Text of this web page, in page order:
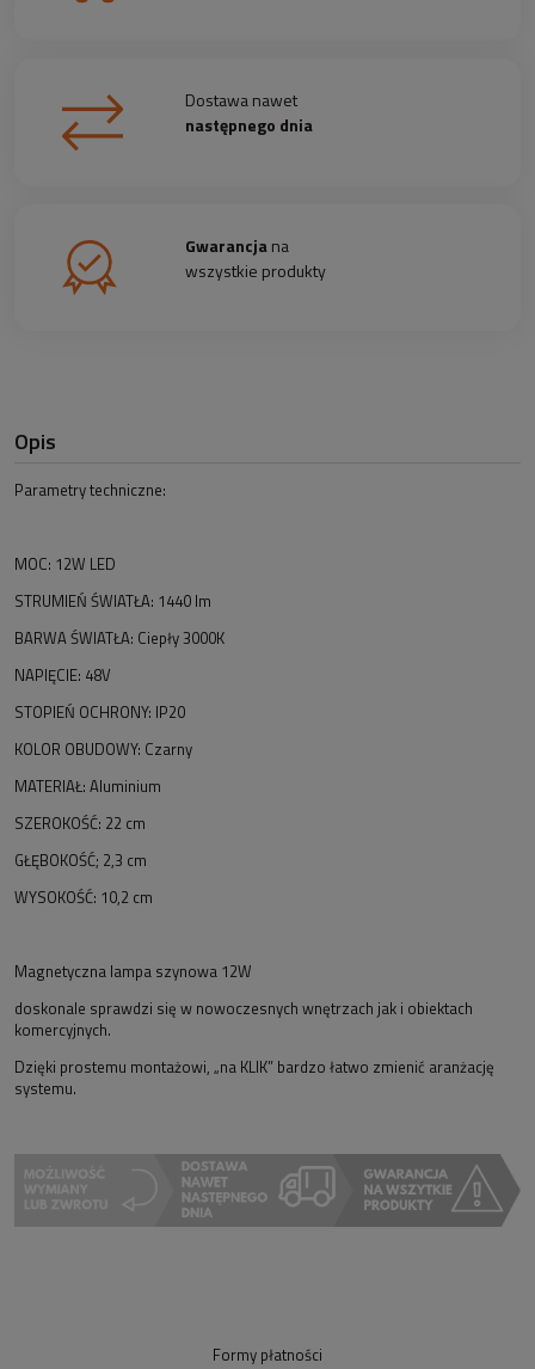
Dostawa nawet
następnego dnia
Gwarancjana
wszystkie produkty
Opis
Parametry techniczne:
MOC: 12W LED
STRUMIEŃ ŚWIATŁA: 1440 lm
BARWA ŚWIATŁA: Ciepły 3000K
NAPIĘCIE: 48V
STOPIEŃ OCHRONY: IP20
KOLOR OBUDOWY: Czarny
MATERIAŁ: Aluminium
SZEROKOŚĆ: 22 cm
GŁĘBOKOŚĆ; 2,3 cm
WYSOKOŚĆ: 10,2 cm
Magnetyczna lampa szynowa 12W
doskonale sprawdzi się w nowoczesnych wnętrzach jak i obiektach
komercyjnych.
Dzięki prostemu montażowi, „na KLIK” bardzo łatwo zmienić aranżację
systemu.
Formy płatności